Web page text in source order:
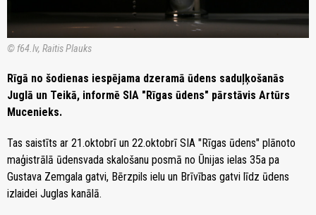
© f64.lv, Raitis Plauks
Rīgā no šodienas iespējama dzeramā ūdens saduļķošanās
Juglā un Teikā, informē SIA "Rīgas ūdens" pārstāvis Artūrs
Mucenieks.
Tas saistīts ar 21.oktobrī un 22.oktobrī SIA "Rīgas ūdens" plānoto
maģistrālā ūdensvada skalošanu posmā no Ūnijas ielas 35a pa
Gustava Zemgala gatvi, Bērzpils ielu un Brīvības gatvi līdz ūdens
izlaidei Juglas kanālā.